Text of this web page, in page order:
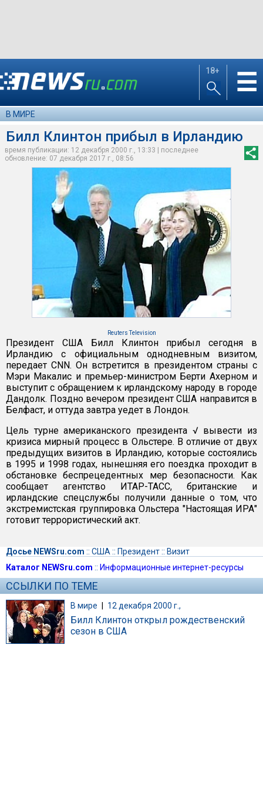
18+ ☰
В МИРЕ
Билл Клинтон прибыл в Ирландию
время публикации: 12 декабря 2000 г., 13:33 | последнее
обновление: 07 декабря 2017 г., 08:56
Reuters Television
Президент США Билл Клинтон прибыл сегодня в
Ирландию с официальным однодневным визитом,
передает CNN. Он встретится в президентом страны с
Мэри Макалис и премьер-министром Берти Ахерном и
выступит с обращением к ирландскому народу в городе
Дандолк. Поздно вечером президент США направится в
Белфаст, и оттуда завтра уедет в Лондон.
Цель турне американского президента √ вывести из
кризиса мирный процесс в Ольстере. В отличие от двух
предыдущих визитов в Ирландию, которые состоялись
в 1995 и 1998 годах, нынешняя его поездка проходит в
обстановке беспрецедентных мер безопасности. Как
сообщает агентство ИТАР-ТАСС, британские и
ирландские спецслужбы получили данные о том, что
экстремистская группировка Ольстера "Настоящая ИРА"
готовит террористический акт.
Досье NEWSru.com :: США :: Президент:: Визит
Каталог NEWSru.com :: Информационные интернет-ресурсы
ССЫЛКИ ПО ТЕМЕ
В мире | 12 декабря 2000 г.,
Билл Клинтон открыл рождественский
сезон в США